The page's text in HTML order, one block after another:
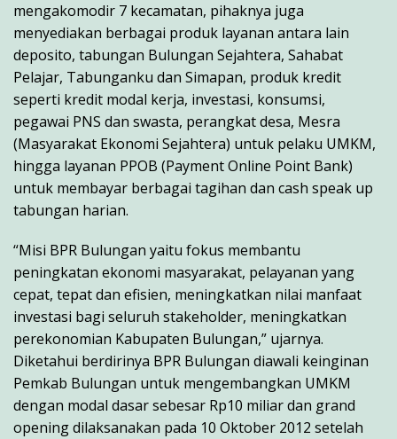
mengakomodir 7 kecamatan, pihaknya juga
menyediakan berbagai produk layanan antara lain
deposito, tabungan Bulungan Sejahtera, Sahabat
Pelajar, Tabunganku dan Simapan, produk kredit
seperti kredit modal kerja, investasi, konsumsi,
pegawai PNS dan swasta, perangkat desa, Mesra
(Masyarakat Ekonomi Sejahtera) untuk pelaku UMKM,
hingga layanan PPOB (Payment Online Point Bank)
untuk membayar berbagai tagihan dan cash speak up
tabungan harian.
“Misi BPR Bulungan yaitu fokus membantu
peningkatan ekonomi masyarakat, pelayanan yang
cepat, tepat dan efisien, meningkatkan nilai manfaat
investasi bagi seluruh stakeholder, meningkatkan
perekonomian Kabupaten Bulungan,” ujarnya.
Diketahui berdirinya BPR Bulungan diawali keinginan
Pemkab Bulungan untuk mengembangkan UMKM
dengan modal dasar sebesar Rp10 miliar dan grand
opening dilaksanakan pada 10 Oktober 2012 setelah